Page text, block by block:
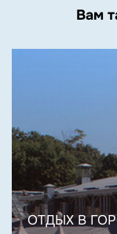
Вам
ОТДЫХ В